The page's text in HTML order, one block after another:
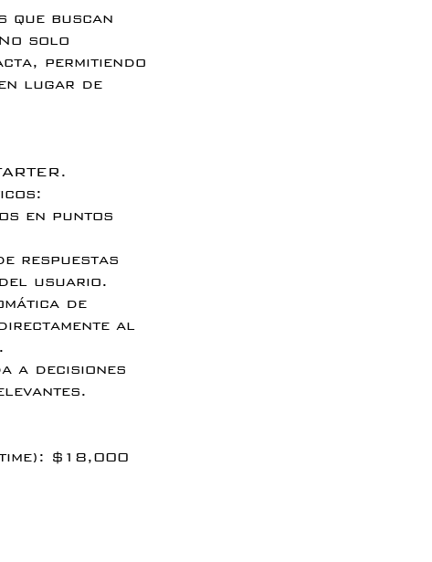
que buscan
solo
permitiendo
lugar de
en puntos
respuestas
usuario.
de
al
a decisiones
$18,000